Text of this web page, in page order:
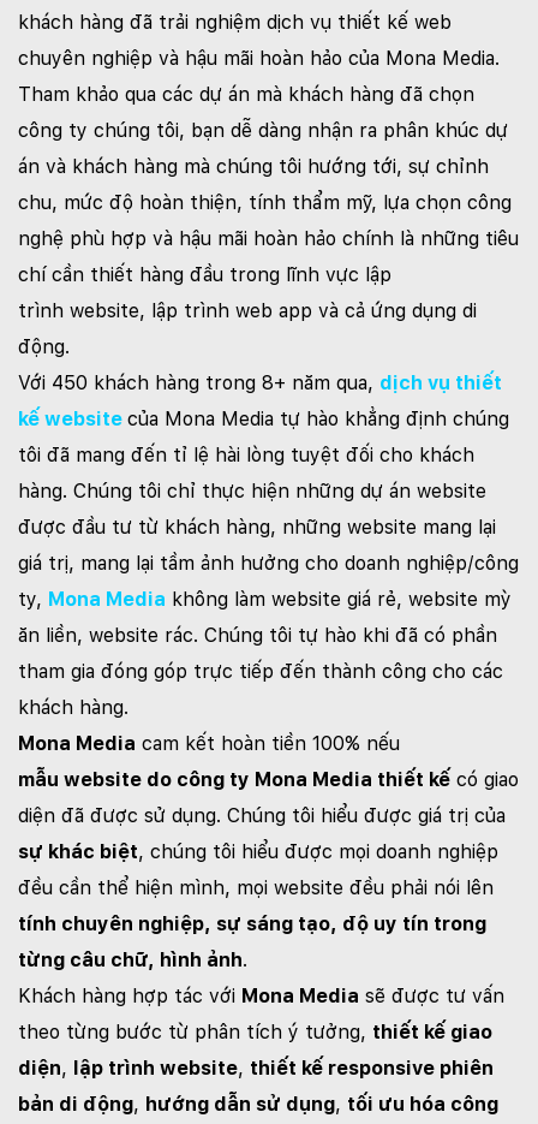
khách hàng đã trải nghiệm dịch vụ thiết kế web
chuyên nghiệp và hậu mãi hoàn hảo của Mona Media.
Tham khảo qua các dự án mà khách hàng đã chọn
công ty chúng tôi, bạn dễ dàng nhận ra phân khúc dự
án và khách hàng mà chúng tôi hướng tới, sự chỉnh
chu, mức độ hoàn thiện, tính thẩm mỹ, lựa chọn công
nghệ phù hợp và hậu mãi hoàn hảo chính là những tiêu
chí cần thiết hàng đầu trong lĩnh vực lập
trình website, lập trình web app và cả ứng dụng di
động.
Với 450 khách hàng trong 8+ năm qua, dịch vụ thiết
kế website của Mona Media tự hào khẳng định chúng
tôi đã mang đến tỉ lệ hài lòng tuyệt đối cho khách
hàng. Chúng tôi chỉ thực hiện những dự án website
được đầu tư từ khách hàng, những website mang lại
giá trị, mang lại tầm ảnh hưởng cho doanh nghiệp/công
ty, Mona Media không làm website giá rẻ, website mỳ
ăn liền, website rác. Chúng tôi tự hào khi đã có phần
tham gia đóng góp trực tiếp đến thành công cho các
khách hàng.
Mona Media cam kết hoàn tiền 100% nếu
mẫu website do công ty Mona Media thiết kế có giao
diện đã được sử dụng. Chúng tôi hiểu được giá trị của
sự khác biệt, chúng tôi hiểu được mọi doanh nghiệp
đều cần thể hiện mình, mọi website đều phải nói lên
tính chuyên nghiệp, sự sáng tạo, độ uy tín trong
từng câu chữ, hình ảnh.
Khách hàng hợp tác với Mona Media sẽ được tư vấn
theo từng bước từ phân tích ý tưởng, thiết kế giao
diện, lập trình website, thiết kế responsive phiên
bản di động, hướng dẫn sử dụng, tối ưu hóa công